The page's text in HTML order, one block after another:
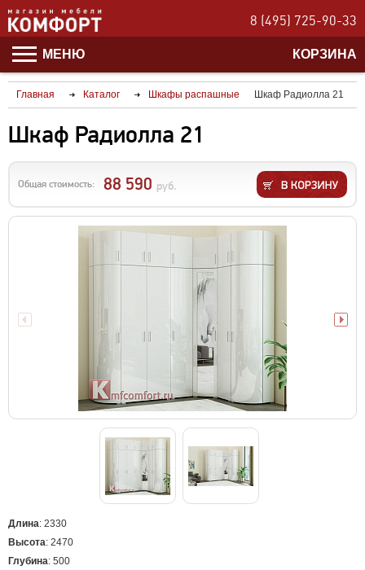
8 (495) 725-90-33
МЕНЮ КОРЗИНА
Главная Каталог Шкафы распашные Шкаф Радиолла 21
Шкаф Радиолла 21
Общая стоимость: 88 590 руб.
Длина: 2330
Высота: 2470
Глубина: 500